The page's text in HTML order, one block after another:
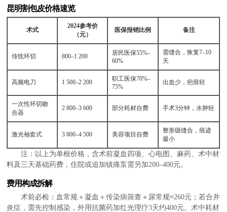
昆明割包皮价格速览
术式
2024参考价
（元）
医保报销比例 备注
传统环切 800–1 200
居民医保55%–
60%
需缝合，恢复7–10
天
高频电刀 1 500–2 200
职工医保70%–
75%
出血少，疤痕轻
一次性环切吻
合器
2 800–3 600 部分耗材自费 手术3分钟，水肿轻
激光袖套式 3 800–4 500 美容项目自费
整形级缝合，痕迹
最小
注：以上为单根价格，含术前凝血四项、心电图、麻药、术中材
料及三天基础药费，住院或追加镇痛泵需另加200–400元。
费用构成拆解
术前必检：血常规＋凝血＋传染病筛查＋尿常规≈260元；若合并
炎症，需先控制感染，外用抗菌药加红光理疗3天约400元。术中耗材